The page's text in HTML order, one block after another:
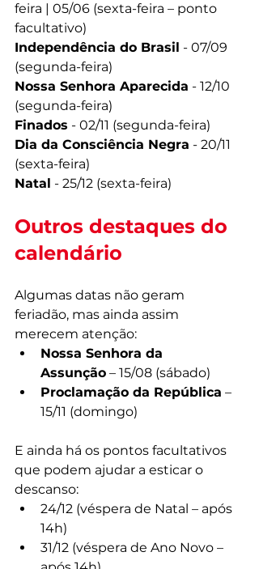
feira | 05/06 (sexta-feira – ponto
facultativo)
Independência do Brasil - 07/09
(segunda-feira)
Nossa Senhora Aparecida - 12/10
(segunda-feira)
Finados - 02/11 (segunda-feira)
Dia da Consciência Negra - 20/11
(sexta-feira)
Natal - 25/12 (sexta-feira)
Outros destaques do
calendário
Algumas datas não geram
feriadão, mas ainda assim
merecem atenção:
Nossa Senhora da
Assunção – 15/08 (sábado)
Proclamação da República –
15/11 (domingo)
E ainda há os pontos facultativos
que podem ajudar a esticar o
descanso:
24/12 (véspera de Natal – após
14h)
31/12 (véspera de Ano Novo –